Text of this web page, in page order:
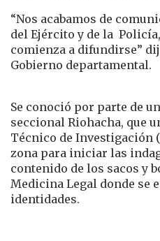
“Nos acabamos de
del Ejército y de la
comienza a difundirse”
Gobierno departamental.
Se conoció por parte de
seccional Riohacha, que
Técnico de Investigación
zona para iniciar las
contenido de los sacos y
Medicina Legal donde se
identidades.